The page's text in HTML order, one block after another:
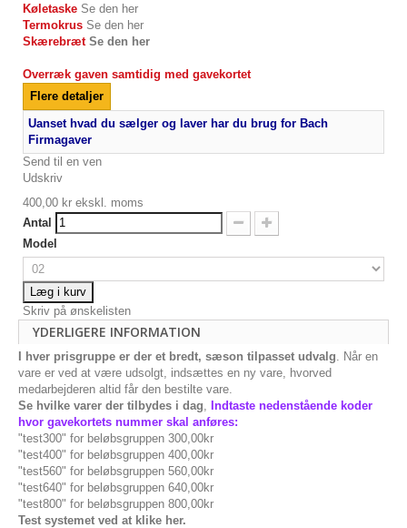
Køletaske Se den her
Termokrus Se den her
Skærebræt Se den her
Overræk gaven samtidig med gavekortet
Flere detaljer
Uanset hvad du sælger og laver har du brug for Bach
Firmagaver
Send til en ven
Udskriv
400,00 kr ekskl. moms
Antal
Model
Læg i kurv
Skriv på ønskelisten
YDERLIGERE INFORMATION
I hver prisgruppe er der et bredt, sæson tilpasset udvalg . Når en
vare er ved at være udsolgt, indsættes en ny vare, hvorved
medarbejderen altid får den bestilte vare.
Se hvilke varer der tilbydes i dag Indtaste nedenstående koder
hvor gavekortets nummer skal anføres:
"test300" for beløbsgruppen 300,00kr
"test400" for beløbsgruppen 400,00kr
"test560" for beløbsgruppen 560,00kr
"test640" for beløbsgruppen 640,00kr
"test800" for beløbsgruppen 800,00kr
Test systemet ved at klike her.